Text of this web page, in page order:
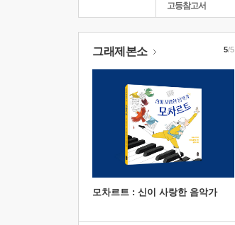
고등참고서
그래제본소
모차르트 : 신이 사랑한 음악가
5/5